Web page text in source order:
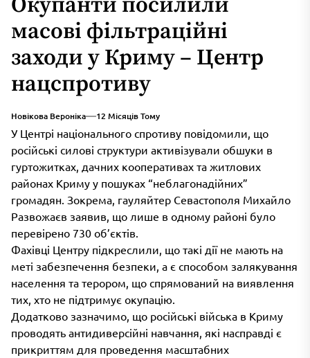
Окупанти посилили
масові фільтраційні
заходи у Криму – Центр
нацспротиву
Новікова Вероніка 12 Місяців Тому
У Центрі національного спротиву повідомили, що
російські силові структури активізували обшуки в
гуртожитках, дачних кооперативах та житлових
районах Криму у пошуках “неблагонадійних”
громадян. Зокрема, гауляйтер Севастополя Михайло
Развожаєв заявив, що лише в одному районі було
перевірено 730 об’єктів.
Фахівці Центру підкреслили, що такі дії не мають на
меті забезпечення безпеки, а є способом залякування
населення та терором, що спрямований на виявлення
тих, хто не підтримує окупацію.
Додатково зазначимо, що російські війська в Криму
проводять антидиверсійні навчання, які насправді є
прикриттям для проведення масштабних